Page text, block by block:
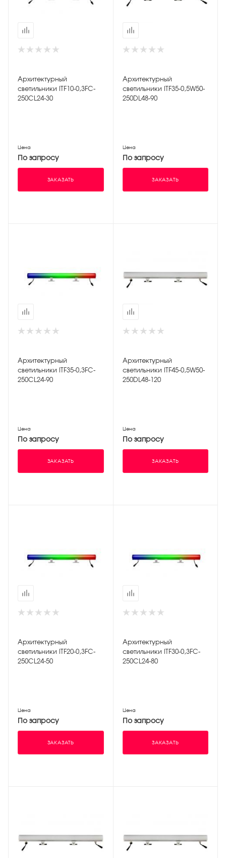
Архитектурный
светильники ITF10-0,3FC-
250CL24-30
Цена
По запросу
ЗАКАЗАТЬ
Архитектурный
светильники ITF35-0,5W50-
250DL48-90
Цена
По запросу
ЗАКАЗАТЬ
Архитектурный
светильники ITF35-0,3FC-
250CL24-90
Цена
По запросу
ЗАКАЗАТЬ
Архитектурный
светильники ITF45-0,5W50-
250DL48-120
Цена
По запросу
ЗАКАЗАТЬ
Архитектурный
светильники ITF20-0,3FC-
250CL24-50
Цена
По запросу
ЗАКАЗАТЬ
Архитектурный
светильники ITF30-0,3FC-
250CL24-80
Цена
По запросу
ЗАКАЗАТЬ